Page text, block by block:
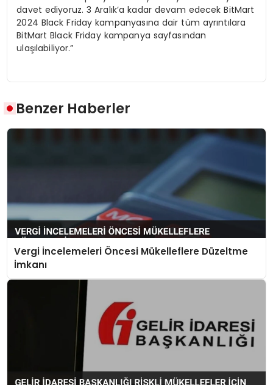
davet ediyoruz. 3 Aralık’a kadar devam edecek BitMart
2024 Black Friday kampanyasına dair tüm ayrıntılara
BitMart Black Friday kampanya sayfasından
ulaşılabiliyor.”
Benzer Haberler
Vergi İncelemeleri Öncesi Mükelleflere Düzeltme
İmkanı